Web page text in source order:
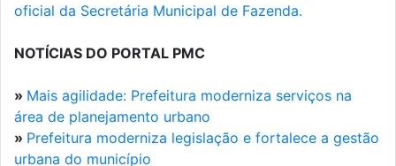
oficial da Secretária Municipal de Fazenda.
NOTÍCIAS DO PORTAL PMC
» Mais agilidade: Prefeitura moderniza serviços na
área de planejamento urbano
» Prefeitura moderniza legislação e fortalece a gestão
urbana do município